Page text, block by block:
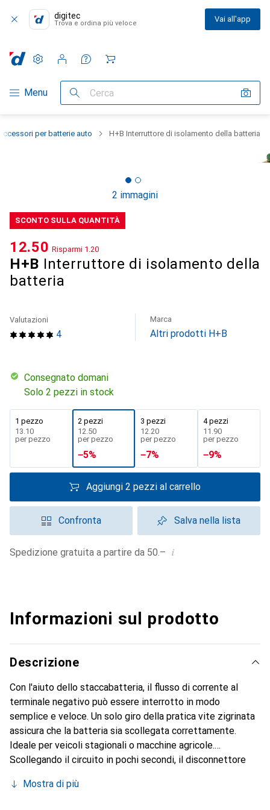
digitec
Trova e ordina più veloce Vai all'app
Categoria Navigazione
Menu Cerca
Impostazioni
Conto cliente
Liste di confronto
Liste dei desideri
Carrello
per batterie auto H+B Interruttore di isolamento della batteria
2 immagini
SCONTO SULLA QUANTITÀ
H+B Interruttore di isolamento della
batteria
CHF
12.50 Risparmi CHF
1.20
4
Valutazioni Marca
Altri prodotti H+B
Consegnato domani
Solo 2 pezzi in stock
1 pezzo
CHF
13.10
per pezzo
2 pezzi
CHF
12.50
per pezzo
−5%
3 pezzi
CHF
12.20
per pezzo
−7%
4 pezzi
CHF
11.90
per pezzo
−9%
Aggiungi 2 pezzi al carrello
Confronta Salva nella lista
Spedizione gratuita a partire da 50.– i
Informazioni sul prodotto
Descrizione
Con l'aiuto dello staccabatteria, il flusso di corrente al
terminale negativo può essere interrotto in modo
semplice e veloce. Un solo giro della pratica vite zigrinata
assicura che la batteria sia scollegata correttamente.
Ideale per veicoli stagionali o macchine agricole.
Scollegando il circuito in pochi secondi, il disconnettore
può essere utilizzato anche come antifurto. Per
Mostra di più